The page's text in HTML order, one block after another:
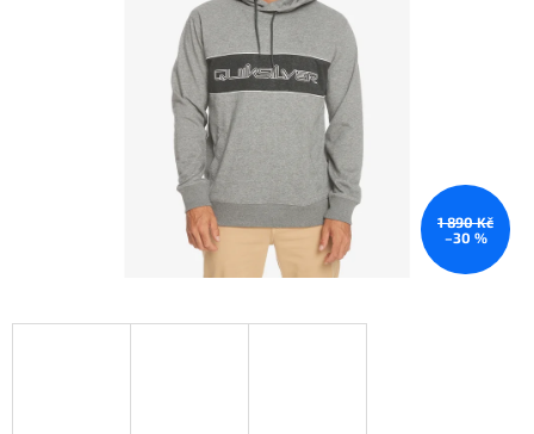
1 890 Kč
–30 %